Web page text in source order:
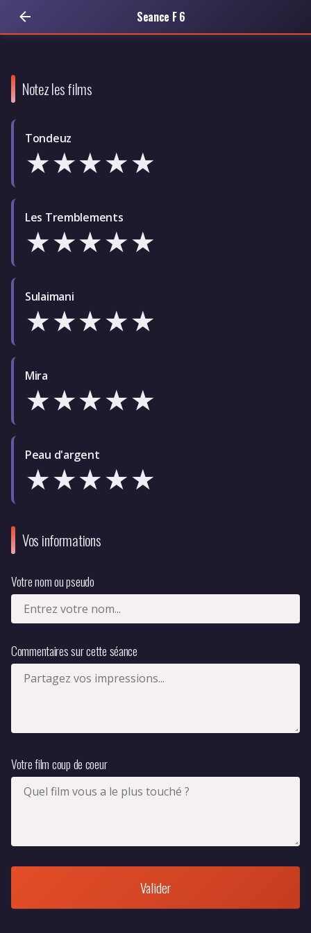
Seance F 6
Notez les films
Tondeuz
★★★★★
Les Tremblements
★★★★★
Sulaimani
★★★★★
Mira
★★★★★
Peau d'argent
★★★★★
Vos informations
Votre nom ou pseudo
Commentaires sur cette séance
Votre film coup de coeur
Valider